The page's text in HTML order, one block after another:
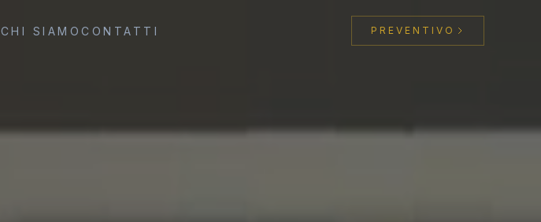
CHI SIAMOCONTATTI PREVENTIVO